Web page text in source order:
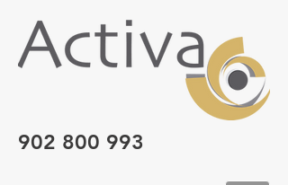
902 800 993